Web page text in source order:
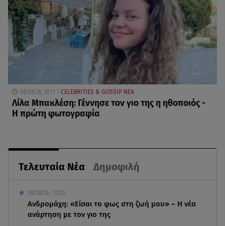
Τελευταία Νέα Δημοφιλή
08.08.26 , 17:20
Ανδρομάχη: «Είσαι το φως στη ζωή μου» – Η νέα
ανάρτηση με τον γιο της
08.08.26, 10:11 CELEBRITIES & GOSSIP ΝΕΑ
Λίλα Μπακλέση: Γέννησε τον γιο της η ηθοποιός -
Η πρώτη φωτογραφία